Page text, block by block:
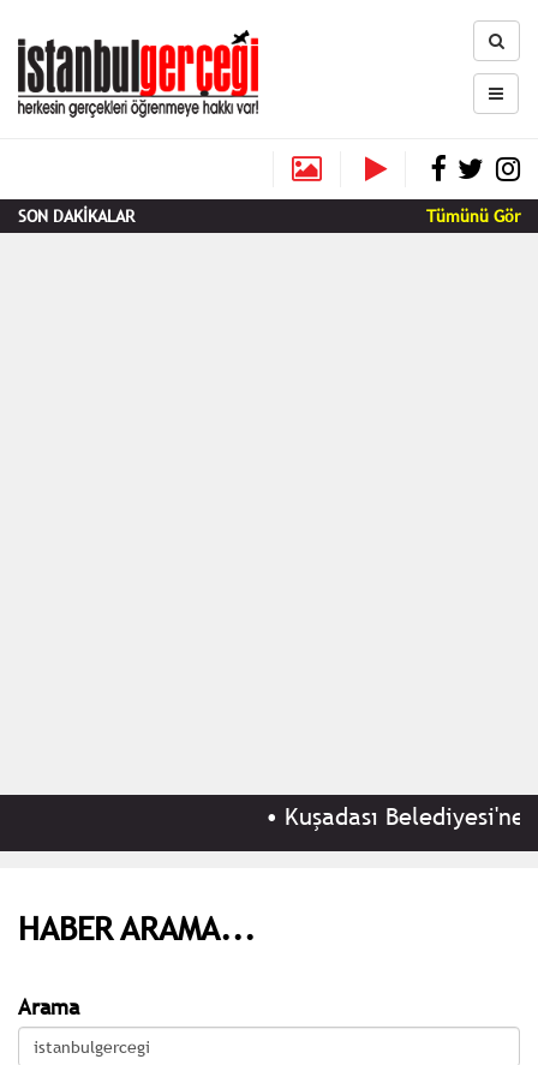
SON DAKİKALAR Tümünü Gör
Kuşadası Belediyesi'ne
HABER ARAMA...
Arama